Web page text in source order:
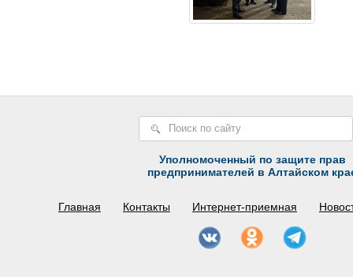
Уполномоченный по защите прав
предпринимателей в Алтайском
Главная Контакты Интернет-приемная